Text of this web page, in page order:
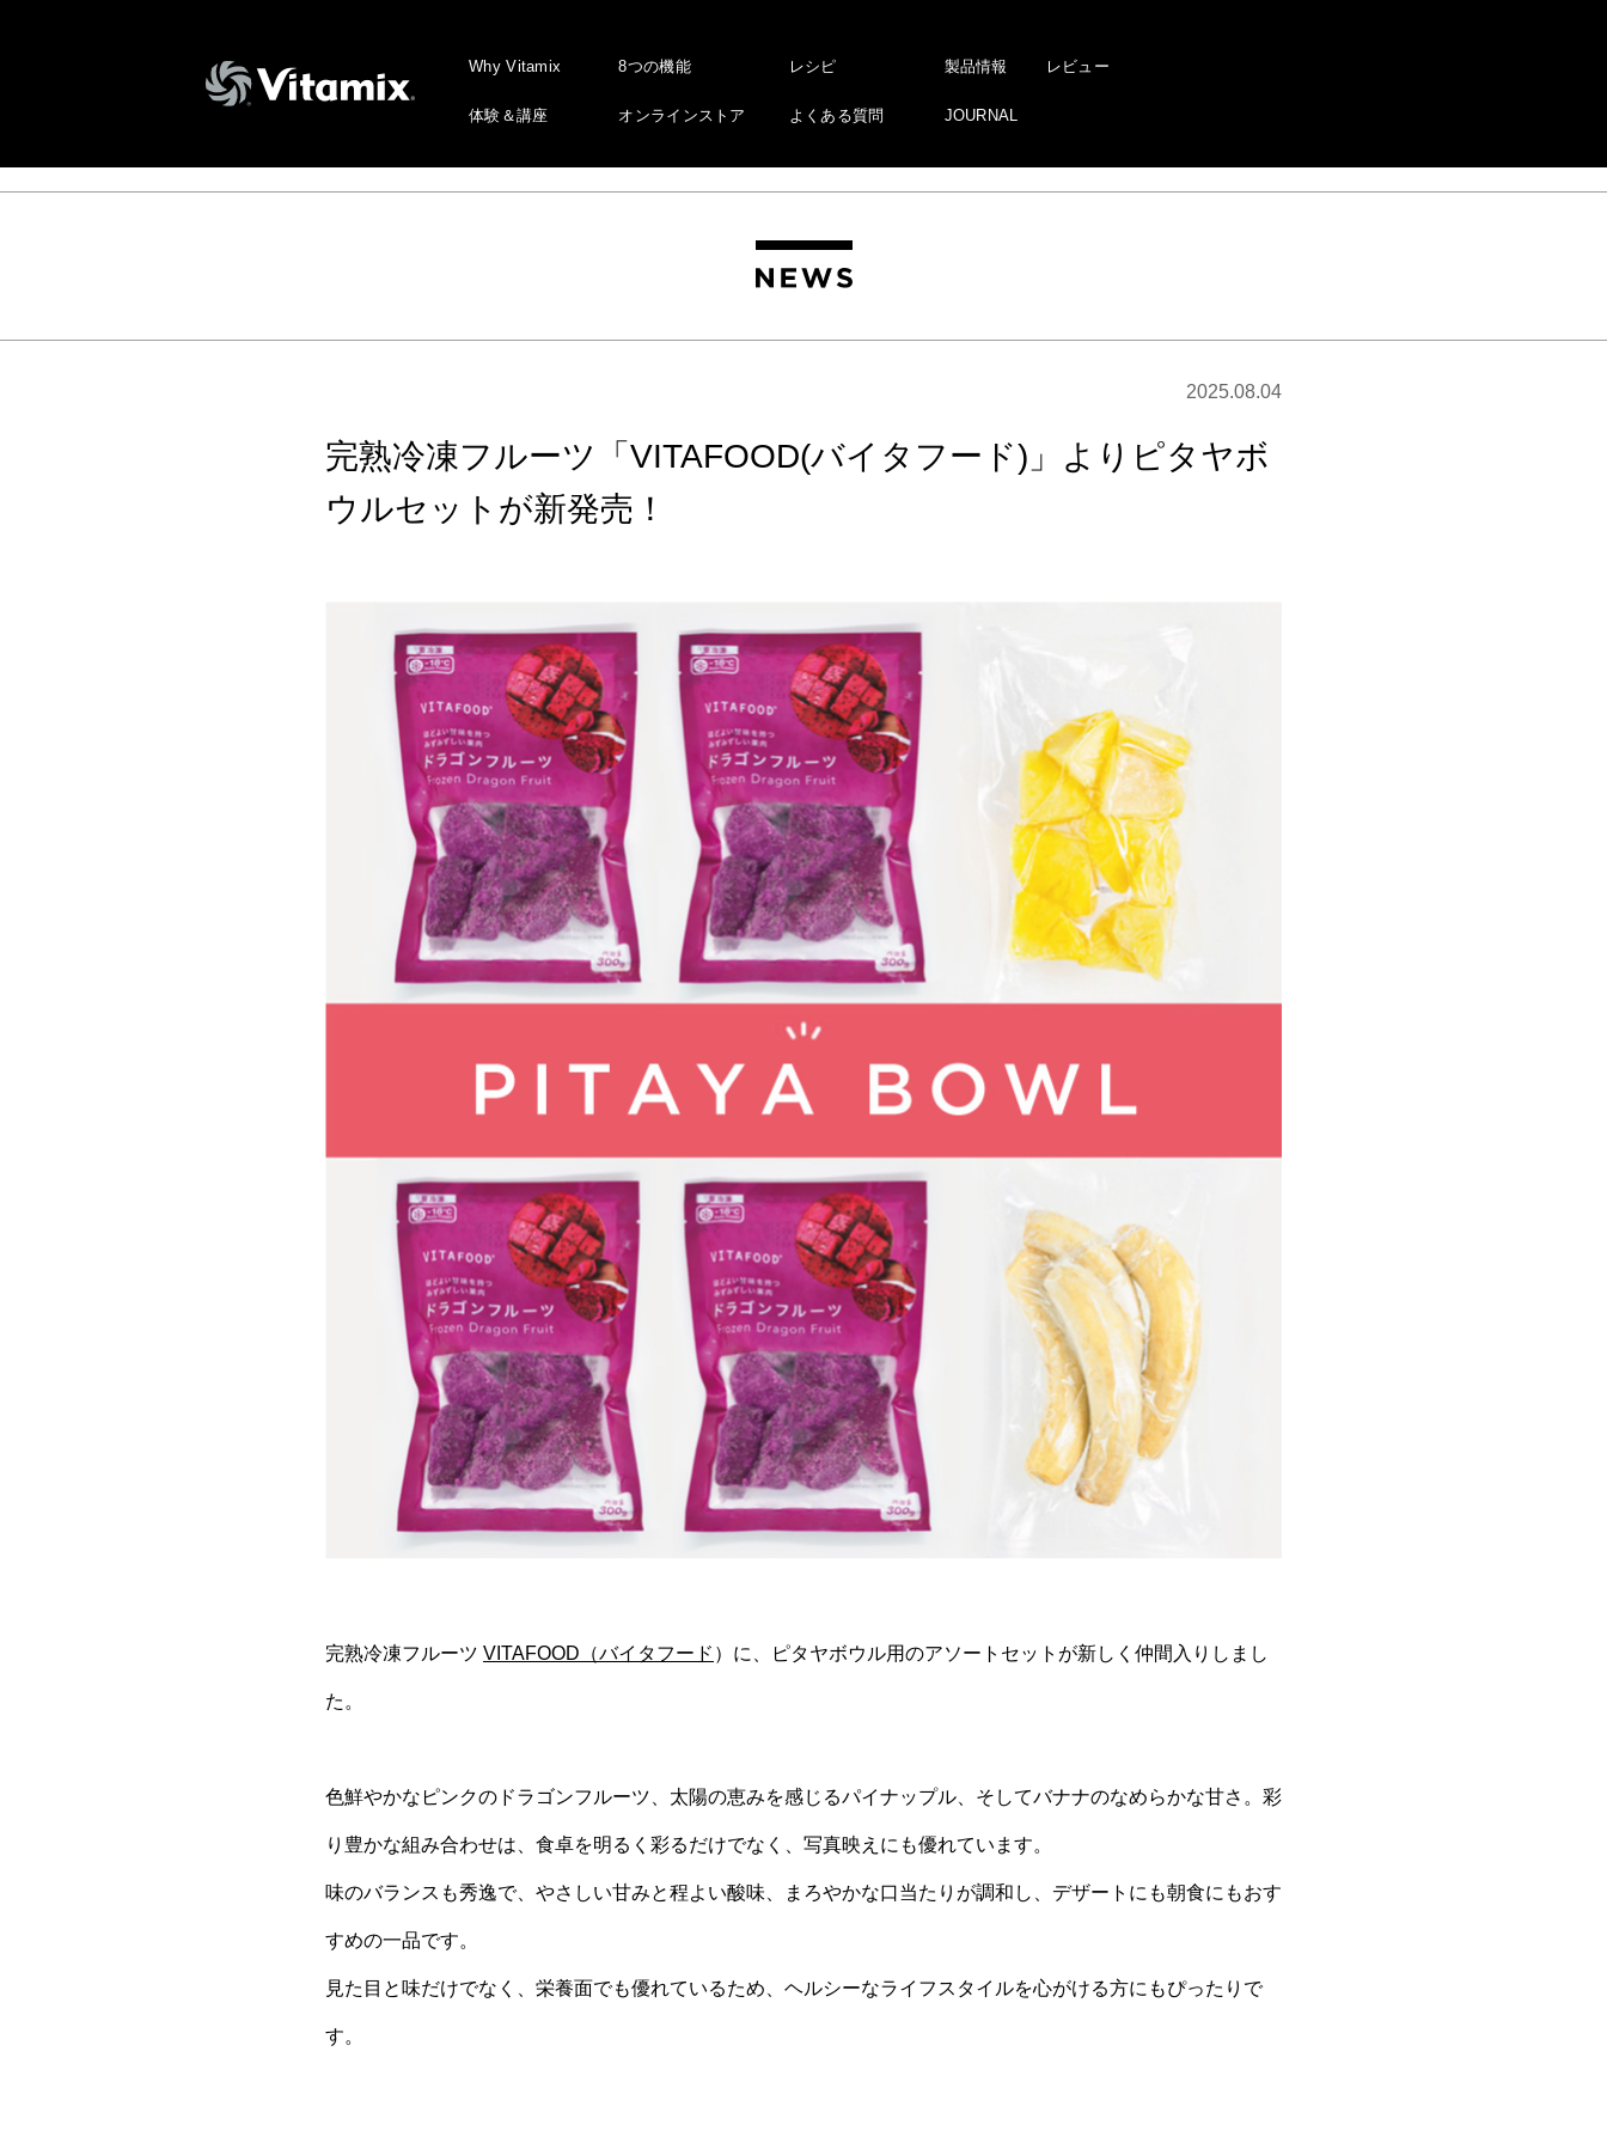
Why Vitamix
体験＆講座
8つの機能
オンラインストア
レシピ
よくある質問
製品情報
JOURNAL
レビュー
2025.08.04
完熟冷凍フルーツ「VITAFOOD(バイタフード)」よりピタヤボ
ウルセットが新発売！
完熟冷凍フルーツ VITAFOOD（バイタフード ） に、ピタヤボウル用のアソートセットが新しく仲間入りしまし
た。
色鮮やかなピンクのドラゴンフルーツ、太陽の恵みを感じるパイナップル、そしてバナナのなめらかな甘さ。彩
り豊かな組み合わせは、食卓を明るく彩るだけでなく、写真映えにも優れています。
味のバランスも秀逸で、やさしい甘みと程よい酸味、まろやかな口当たりが調和し、デザートにも朝食にもおす
すめの一品です。
見た目と味だけでなく、栄養面でも優れているため、ヘルシーなライフスタイルを心がける方にもぴったりで
す。